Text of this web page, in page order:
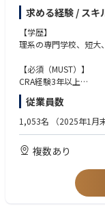
- 治験を実施する医療
- 各施設における治験
- エントリー進捗およ
補助（クエリ対応等）
- モニタリングプラン
- システム関連のセット
- 治験スケジュールや
実施
- 治験の進捗管理：
告書と資料との照合
- モニタリング報告書の
- 治験終了手続き、確認
求める経験 / スキ
【学歴】
理系の専門学校、短大
【必須（MUST）】
CRA経験3年以上
製薬メーカーやCROに
貫したモニタリング経験
Lead CRA経験 もしく
コミニュケーションス
ンスキル
理系の専門学校、短
【歓迎（WANT）】
従業員数
1,053名 （2025年1月
複数あり